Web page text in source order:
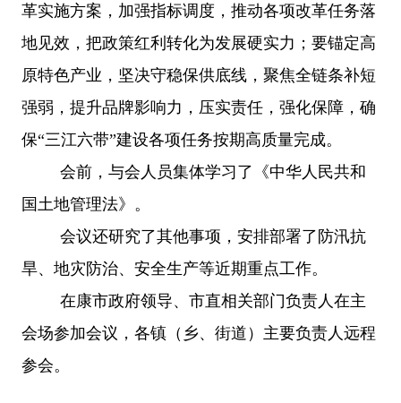
革实施方案，加强指标调度，推动各项改革任务落
地见效，把政策红利转化为发展硬实力；要锚定高
原特色产业，坚决守稳保供底线，聚焦全链条补短
强弱，提升品牌影响力，压实责任，强化保障，确
保“三江六带”建设各项任务按期高质量完成。
会前，与会人员集体学习了《中华人民共和
国土地管理法》。
会议还研究了其他事项，安排部署了防汛抗
旱、地灾防治、安全生产等近期重点工作。
在康市政府领导、市直相关部门负责人在主
会场参加会议，各镇（乡、街道）主要负责人远程
参会。